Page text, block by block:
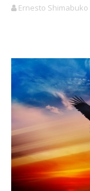
Ernesto Shimabuko